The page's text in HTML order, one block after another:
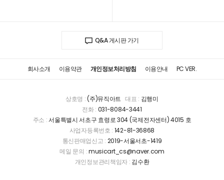
Q&A 게시판 가기
회사소개 이용약관 개인정보처리방침 이용안내 PC VER.
상호명 :(주)뮤직아트 대표 : 김행미
전화 : 031-8084-3441
주소 :서울특별시 서초구 효령로 304 (국제전자센터) 4015 호
사업자등록번호 : 142-81-36868
통신판매업신고 : 2019-서울서초-1419
메일 문의 :musicart_cs@naver.com
개인정보관리책임자 : 김수환